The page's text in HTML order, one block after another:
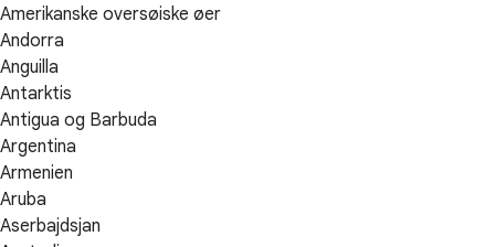
Amerikanske oversøiske øer
Andorra
Anguilla
Antarktis
Antigua og Barbuda
Argentina
Armenien
Aruba
Aserbajdsjan